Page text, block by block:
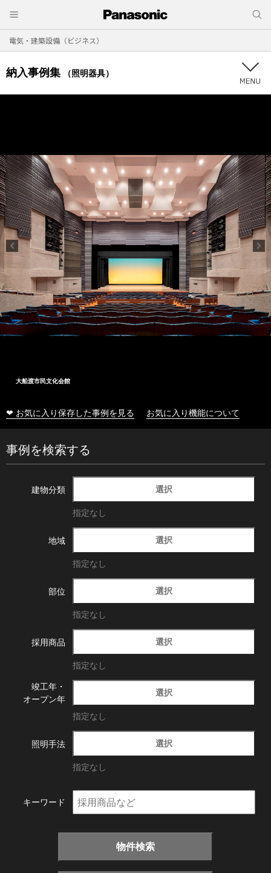
電気・建築設備（ビジネス）
納入事例集 （照明器具）
大船渡市民文化会館
❤ お気に入り保存した事例を見る お気に入り機能について
事例を検索する
建物分類 選択
指定なし
地域 選択
指定なし
部位 選択
指定なし
採用商品 選択
指定なし
竣工年・
オープン年
選択
指定なし
照明手法 選択
指定なし
キーワード
物件検索